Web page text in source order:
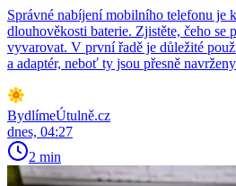
Správné nabíjení mobilního telefonu je
dlouhověkosti baterie. Zjistěte, čeho se
vyvarovat. V první řadě je důležité
a adaptér, neboť ty jsou přesně
BydlímeÚtulně.cz
dnes, 04:27
2 min